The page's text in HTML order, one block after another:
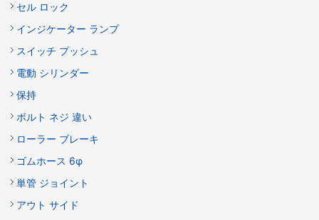
セル ロック
インジケーター ランプ
スイッチ プッシュ
電動 シリンダー
保持
ボルト ネジ 違い
ローラー ブレーキ
ゴムホース 6φ
単管 ジョイント
アウト サイド